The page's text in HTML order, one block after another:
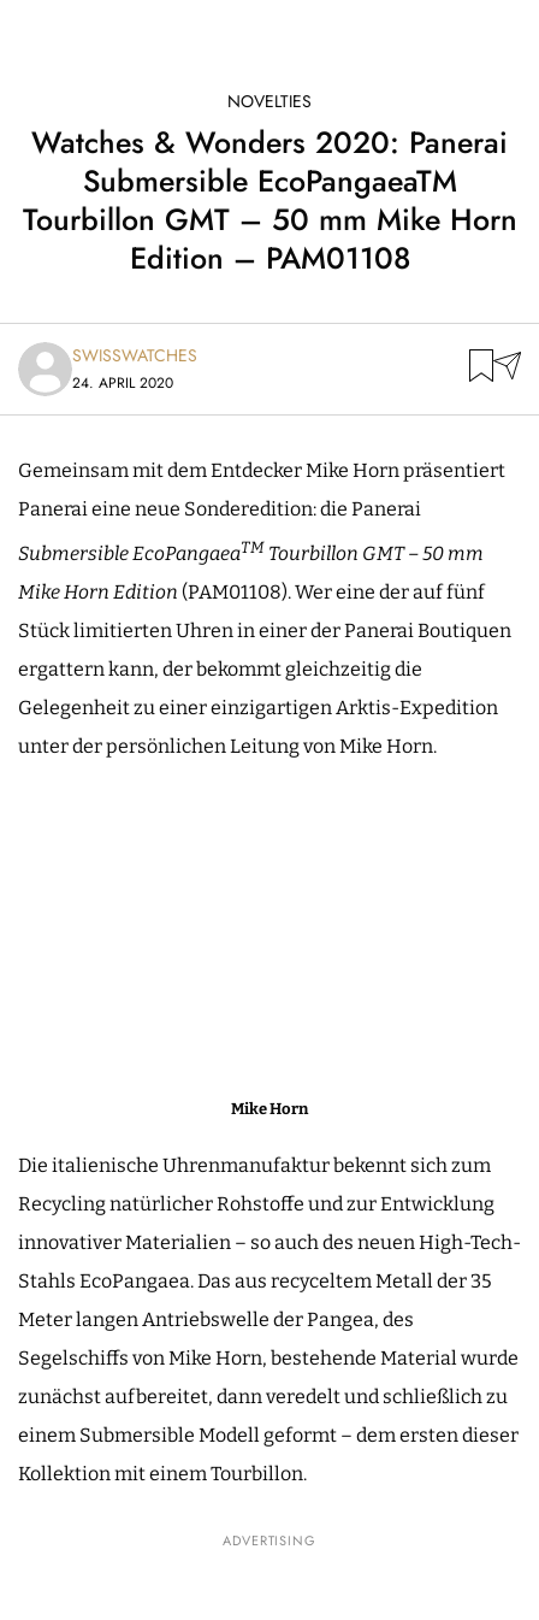
NOVELTIES
Watches & Wonders 2020: Panerai
Submersible EcoPangaeaTM
Tourbillon GMT – 50 mm Mike Horn
Edition – PAM01108
SWISSWATCHES
24. APRIL 2020
Gemeinsam mit dem Entdecker Mike Horn präsentiert
Panerai eine neue Sonderedition: die Panerai
Submersible EcoPangaeaTM Tourbillon GMT – 50 mm
Mike Horn Edition (PAM01108). Wer eine der auf fünf
Stück limitierten Uhren in einer der Panerai Boutiquen
ergattern kann, der bekommt gleichzeitig die
Gelegenheit zu einer einzigartigen Arktis-Expedition
unter der persönlichen Leitung von Mike Horn.
Mike Horn
Die italienische Uhrenmanufaktur bekennt sich zum
Recycling natürlicher Rohstoffe und zur Entwicklung
innovativer Materialien – so auch des neuen High-Tech-
Stahls EcoPangaea. Das aus recyceltem Metall der 35
Meter langen Antriebswelle der Pangea, des
Segelschiffs von Mike Horn, bestehende Material wurde
zunächst aufbereitet, dann veredelt und schließlich zu
einem Submersible Modell geformt – dem ersten dieser
Kollektion mit einem Tourbillon.
ADVERTISING